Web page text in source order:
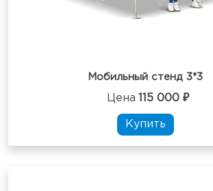
Мобильный стенд 3*3
Цена 115 000 ₽
Купить